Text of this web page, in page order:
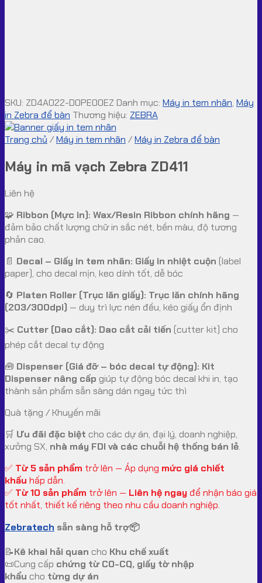
SKU: ZD4A022-D0PE00EZ Danh mục: Máy in tem nhãn, Máy
in Zebra để bàn Thương hiệu: ZEBRA
Trang chủ /Máy in tem nhãn /Máy in Zebra để bàn
Máy in mã vạch Zebra ZD411
Liên hệ
🧩 Ribbon (Mực in): Wax/Resin Ribbon chính hãng —
đảm bảo chất lượng chữ in sắc nét, bền màu, độ tương
phản cao.
📄 Decal – Giấy in tem nhãn: Giấy in nhiệt cuộn (label
paper), cho decal mịn, keo dính tốt, dễ bóc
🔄 Platen Roller (Trục lăn giấy): Trục lăn chính hãng
(203/300dpi) — duy trì lực nén đều, kéo giấy ổn định
✂️ Cutter (Dao cắt): Dao cắt cải tiến (cutter kit) cho
phép cắt decal tự động
🧰 Dispenser (Giá đỡ – bóc decal tự động): Kit
Dispenser nâng cấp giúp tự động bóc decal khi in, tạo
thành sản phẩm sẵn sàng dán ngay tức thì
Quà tặng / Khuyến mãi
🛒 Ưu đãi đặc biệt cho các dự án, đại lý, doanh nghiệp,
xưởng SX, nhà máy FDI và các chuỗi hệ thống bán lẻ.
✅ Từ 5 sản phẩm trở lên — Áp dụng mức giá chiết
khấu hấp dẫn.
✅ Từ 10 sản phẩm trở lên — Liên hệ ngay để nhận báo giá
tốt nhất, thiết kế riêng theo nhu cầu doanh nghiệp.
Zebratech sẵn sàng hỗ trợ📦
📝Kê khai hải quan cho Khu chế xuất
📜Cung cấp chứng từ CO-CQ, giấy tờ nhập
khẩu cho từng dự án